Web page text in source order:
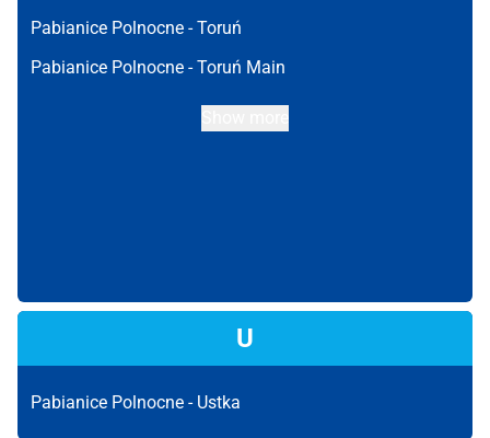
Pabianice Polnocne -Toruń
Pabianice Polnocne -Toruń Main
U
Pabianice Polnocne - Ustka